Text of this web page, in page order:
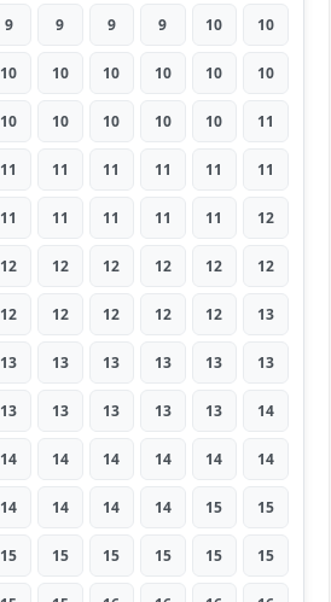
9 9 9 9 10 10
10 10 10 10 10 10
10 10 10 10 10 11
11 11 11 11 11 11
11 11 11 11 11 12
12 12 12 12 12 12
12 12 12 12 12 13
13 13 13 13 13 13
13 13 13 13 13 14
14 14 14 14 14 14
14 14 14 14 15 15
15 15 15 15 15 15